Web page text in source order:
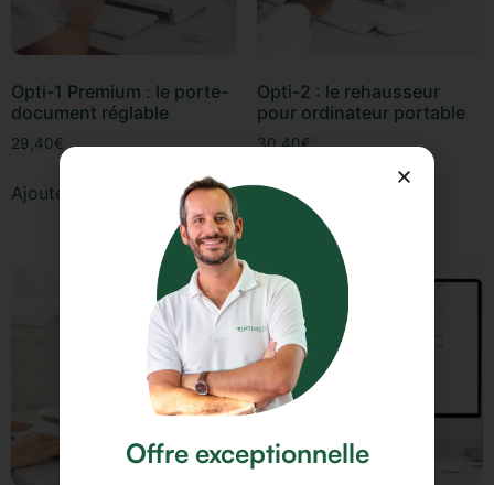
Opti-1 Premium : le porte-
document réglable
29,40€
Ajouter au panier
Opti-2 : le rehausseur
pour ordinateur portable
30,40€
Ajouter au panier
Offre exceptionnelle